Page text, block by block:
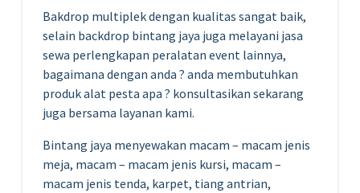
Bakdrop multiplek dengan kualitas sangat baik,
selain backdrop bintang jaya juga melayani jasa
sewa perlengkapan peralatan event lainnya,
bagaimana dengan anda ? anda membutuhkan
produk alat pesta apa ? konsultasikan sekarang
juga bersama layanan kami.
Bintang jaya menyewakan macam – macam jenis
meja, macam – macam jenis kursi, macam –
macam jenis tenda, karpet, tiang antrian,